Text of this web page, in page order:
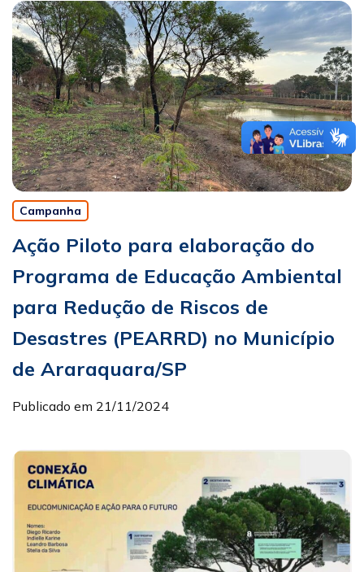
Campanha
Ação Piloto para elaboração do
Programa de Educação Ambiental
para Redução de Riscos de
Desastres (PEARRD) no Município
de Araraquara/SP
Publicado em 21/11/2024